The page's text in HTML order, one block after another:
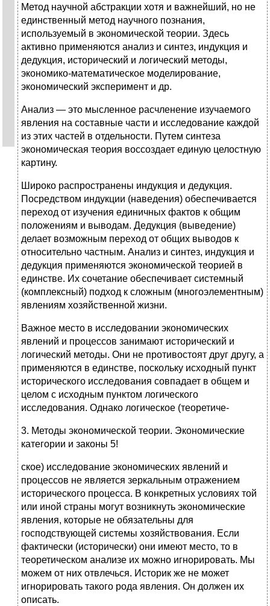
Метод научной абстракции хотя и важнейший, но не
единственный метод научного познания,
используемый в экономической теории. Здесь
активно применяются анализ и синтез, индукция и
дедукция, исторический и логический методы,
экономико-математическое моделирование,
экономический эксперимент и др.
Анализ — это мысленное расчленение изучаемого
явления на составные части и исследование каждой
из этих частей в отдельности. Путем синтеза
экономическая теория воссоздает единую целостную
картину.
Широко распространены индукция и дедукция.
Посредством индукции (наведения) обеспечивается
переход от изучения единичных фактов к общим
положениям и выводам. Дедукция (выведение)
делает возможным переход от общих выводов к
относительно частным. Анализ и синтез, индукция и
дедукция применяются экономической теорией в
единстве. Их сочетание обеспечивает системный
(комплексный) подход к сложным (многоэлементным)
явлениям хозяйственной жизни.
Важное место в исследовании экономических
явлений и процессов занимают исторический и
логический методы. Они не противостоят друг другу, а
применяются в единстве, поскольку исходный пункт
исторического исследования совпадает в общем и
целом с исходным пунктом логического
исследования. Однако логическое (теоретиче-
3. Методы экономической теории. Экономические
категории и законы 5!
ское) исследование экономических явлений и
процессов не является зеркальным отражением
исторического процесса. В конкретных условиях той
или иной страны могут возникнуть экономические
явления, которые не обязательны для
господствующей системы хозяйствования. Если
фактически (исторически) они имеют место, то в
теоретическом анализе их можно игнорировать. Мы
можем от них отвлечься. Историк же не может
игнорировать такого рода явления. Он должен их
описать.